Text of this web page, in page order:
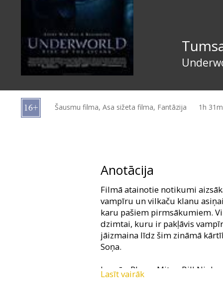
Ziņas
kartes
Šausmu filma, Asa sižeta filma, Fantāzija 1h
Anotācija
Filmā atainotie notikumi
vampīru un vilkaču klanu
karu pašiem pirmsākumiem.
dzimtai, kuru ir pakļāvis
jāizmaina līdz šim zināmā
Soņa.
Lomās: Rhona Mitra, Bill
Lasīt vairāk